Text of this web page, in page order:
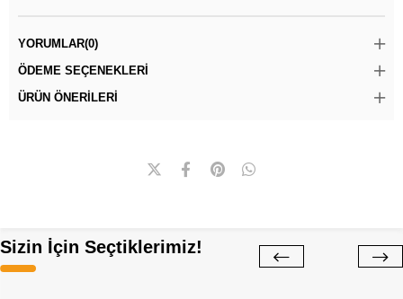
YORUMLAR(0)
ÖDEME SEÇENEKLERI
ÜRÜN ÖNERILERI
Sizin İçin Seçtiklerimiz!